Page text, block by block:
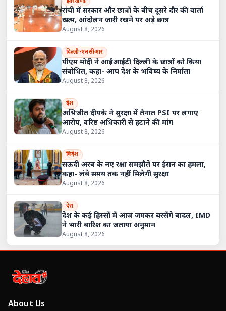
रांची में सरकार और छात्रों के बीच दूसरे दौर की वार्ता
खत्म, आंदोलन जारी रखने पर अड़े छात्र
August 8, 2026
दिल्ली-एनसीआर
पीएम मोदी ने आईआईटी दिल्ली के छात्रों को किया
संबोधित, कहा- आप देश के भविष्य के निर्माता
August 8, 2026
देश
अभिजीत दीपके ने सुरक्षा में तैनात PSI पर लगाए
आरोप, वरिष्ठ अधिकारी से हटाने की मांग
August 8, 2026
विदेश
सऊदी अरब के नए रक्षा समझौते पर ईरान का हमला,
कहा- लंबे समय तक नहीं मिलेगी सुरक्षा
August 8, 2026
देश
देश के कई हिस्सों में आज जमकर बरसेंगे बादल, IMD
ने भारी बारिश का जताया अनुमान
August 8, 2026
About Us